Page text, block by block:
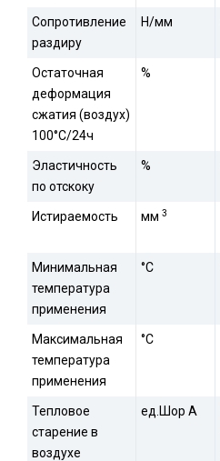
Сопротивление
раздиру
Н/мм
Остаточная
деформация
сжатия (воздух)
100°С/24ч
%
Эластичность
по отскоку
%
Истираемость мм 3
Минимальная
температура
применения
°С
Максимальная
температура
применения
°С
Тепловое
старение в
воздухе
ед.Шор A